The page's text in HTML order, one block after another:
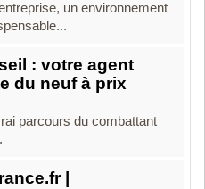
un environnement
: votre agent
du neuf à prix
parcours du combattant
|